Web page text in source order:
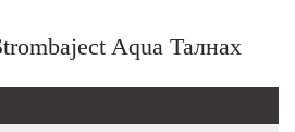
Aqua Талнах